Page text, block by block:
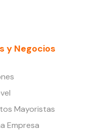
y Negocios
Mayoristas
Empresa